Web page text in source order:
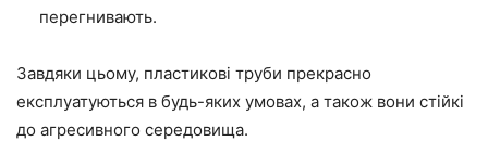
перегнивають.
Завдяки цьому, пластикові труби прекрасно
експлуатуються в будь-яких умовах, а також вони стійкі
до агресивного середовища.